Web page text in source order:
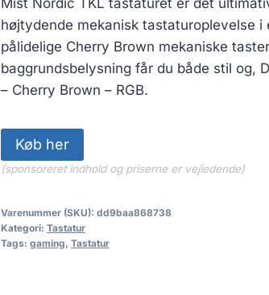
højtydende mekanisk tastaturoplevelse i
pålidelige Cherry Brown mekaniske
baggrundsbelysning får du både stil og,
– Cherry Brown – RGB.
Køb her
(sponsoreret indhold og priserne er vejledende)
Varenummer (SKU): dd9baa868738
Kategori: Tastatur
Tags: gaming, Tastatur